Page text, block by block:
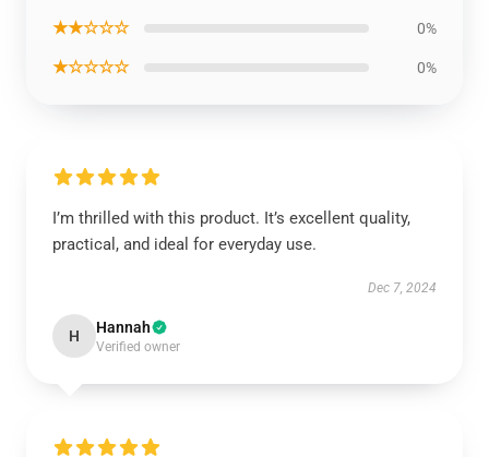
★★☆☆☆ 0%
★☆☆☆☆ 0%
I’m thrilled with this product. It’s excellent quality,
practical, and ideal for everyday use.
Dec 7, 2024
H Hannah
Verified owner